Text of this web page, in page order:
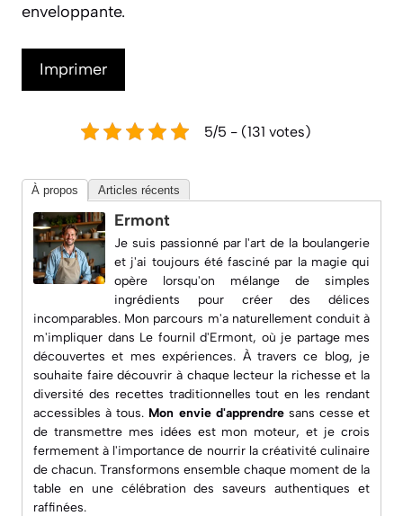
enveloppante.
Imprimer
5/5 - (131 votes)
À propos Articles récents
Ermont
Je suis passionné par l'art de la boulangerie
et j'ai toujours été fasciné par la magie qui
opère lorsqu'on mélange de simples
ingrédients pour créer des délices
incomparables. Mon parcours m'a naturellement conduit à
m'impliquer dans Le fournil d'Ermont, où je partage mes
découvertes et mes expériences. À travers ce blog, je
souhaite faire découvrir à chaque lecteur la richesse et la
diversité des recettes traditionnelles tout en les rendant
accessibles à tous. Mon envie d'apprendresans cesse et
de transmettre mes idées est mon moteur, et je crois
fermement à l'importance de nourrir la créativité culinaire
de chacun. Transformons ensemble chaque moment de la
table en une célébration des saveurs authentiques et
raffinées.